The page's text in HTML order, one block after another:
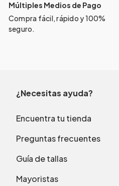
Múltiples Medios de Pago
Compra fácil, rápido y 100%
seguro.
¿Necesitas ayuda?
Encuentra tu tienda
Preguntas frecuentes
Guía de tallas
Mayoristas